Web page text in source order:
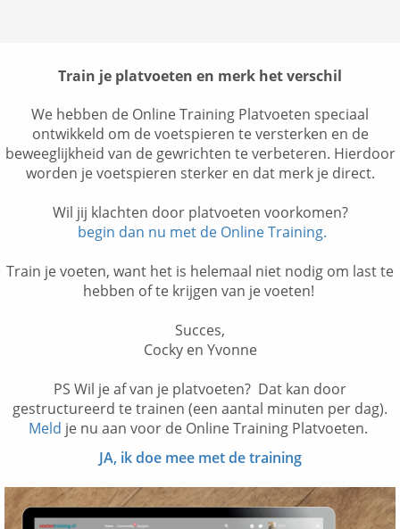
Train je platvoeten en merk het verschil
We hebben de Online Training Platvoeten speciaal
ontwikkeld om de voetspieren te versterken en de
beweeglijkheid van de gewrichten te verbeteren. Hierdoor
worden je voetspieren sterker en dat merk je direct.
Wil jij klachten door platvoeten voorkomen?
begin dan nu met de Online Training.
Train je voeten, want het is helemaal niet nodig om last te
hebben of te krijgen van je voeten!
Succes,
Cocky en Yvonne
PS Wil je af van je platvoeten? Dat kan door
gestructureerd te trainen (een aantal minuten per dag).
Meld je nu aan voor de Online Training Platvoeten.
JA, ik doe mee met de training